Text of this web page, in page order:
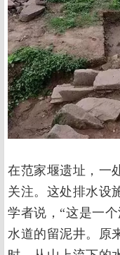
在范家堰遗址，一
关注。这处排水设
学者说，“这是一
水道的留泥井。原